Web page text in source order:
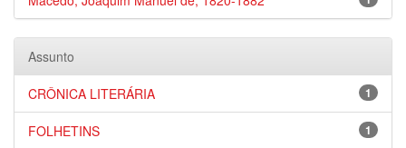
Assunto
1
CRÔNICA LITERÁRIA
1
FOLHETINS